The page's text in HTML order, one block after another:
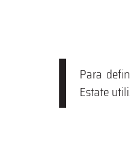
Para
Estate